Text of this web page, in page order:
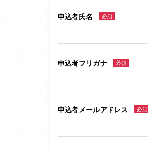
申込者氏名 必須
申込者フリガナ 必須
申込者メールアドレス 必須